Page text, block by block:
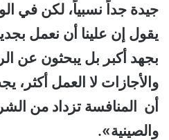
جيدة جداً نسبياً، لكن في
يقول إن علينا أن نعمل
بجهد أكبر بل يبحثون عن
والأجازات لا العمل أكثر،
أن المنافسة تزداد من
والصينية».